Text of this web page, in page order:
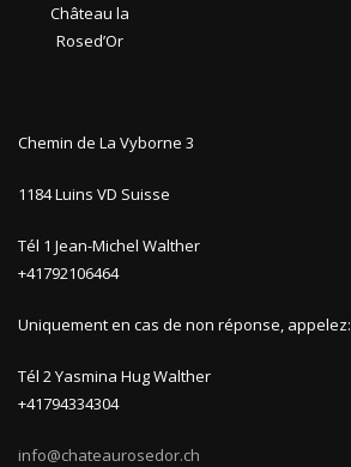
Château la
Rosed’Or
Chemin de La Vyborne 3
1184 Luins VD Suisse
Tél 1 Jean-Michel Walther
+41792106464
Uniquement en cas de non réponse, appelez:
Tél 2 Yasmina Hug Walther
+41794334304
info@chateaurosedor.ch